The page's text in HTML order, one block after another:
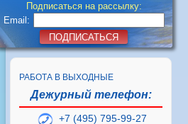
Подписаться на рассылку:
Email:
ПОДПИСАТЬСЯ
РАБОТА В ВЫХОДНЫЕ
Дежурный телефон:
+7 (495) 795-99-27